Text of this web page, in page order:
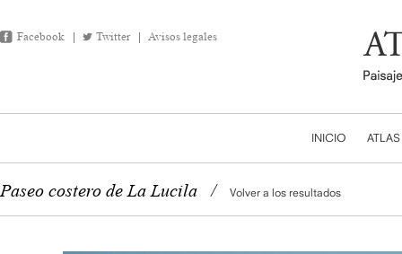
Facebook Twitter Avisos legales
INICIO ATLAS
Paseo costero de La Lucila / Volver a los resultados